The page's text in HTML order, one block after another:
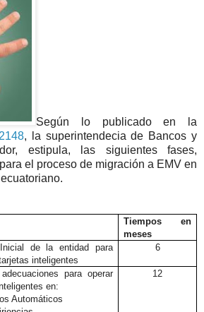
Según lo publicado en la
, la superintendecia de Bancos y
estipula, las siguientes fases,
el proceso de migración a EMV en
Tiempos en
meses
Inicial de la entidad para
inteligentes
6
adecuaciones para operar
en:
Automáticos
12